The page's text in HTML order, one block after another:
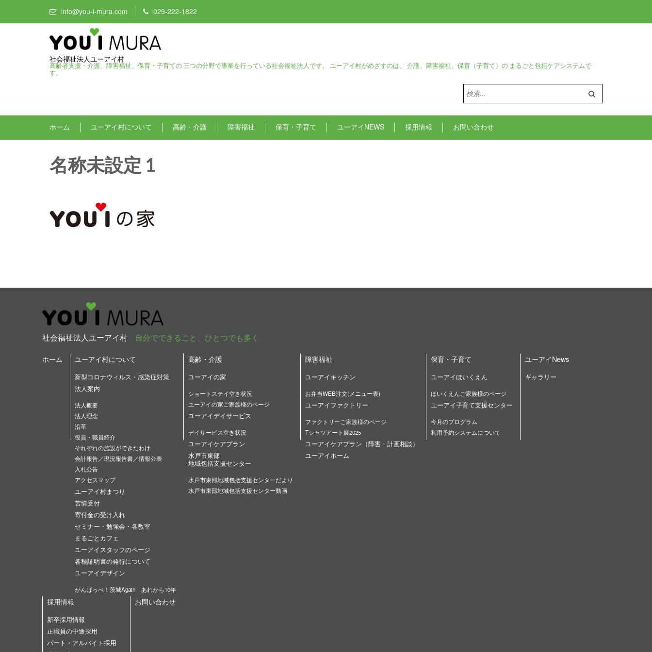
info@you-i-mura.com 029-222-1822
社会福祉法人ユーアイ村
高齢者支援・介護、障害福祉、保育・子育ての 三つの分野で事業を行っている社会福祉法人です。 ユーアイ村がめざすのは、 介護、障害福祉、保育（子育て）の まるごと包括ケアシステムで
す。
検
索:
ホーム ユーアイ村について 高齢・介護 障害福祉 保育・子育て ユーアイNEWS 採用情報 お問い合わせ
名称未設定 1
社会福祉法人ユーアイ村 自分でできること、ひとつでも多く
ホーム ユーアイ村について
新型コロナウィルス・感染症対策
法人案内
法人概要
法人理念
沿革
役員・職員紹介
それぞれの施設ができたわけ
会計報告／現況報告書／情報公表
入札公告
アクセスマップ
ユーアイ村まつり
苦情受付
寄付金の受け入れ
セミナー・勉強会・各教室
まるごとカフェ
ユーアイスタッフのページ
各種証明書の発行について
ユーアイデザイン
がんばっぺ！茨城Again あれから10年
高齢・介護
ユーアイの家
ショートステイ空き状況
ユーアイの家ご家族様のページ
ユーアイデイサービス
デイサービス空き状況
ユーアイケアプラン
水戸市東部
地域包括支援センター
水戸市東部地域包括支援センターだより
水戸市東部地域包括支援センター動画
障害福祉
ユーアイキッチン
お弁当WEB注文(メニュー表)
ユーアイファクトリー
ファクトリーご家族様のページ
Tシャツアート展2025
ユーアイケアプラン（障害・計画相談）
ユーアイホーム
保育・子育て
ユーアイほいくえん
ほいくえんご家族様のページ
ユーアイ子育て支援センター
今月のプログラム
利用予約システムについて
ユーアイNews
ギャラリー
採用情報
新卒採用情報
正職員の中途採用
パート・アルバイト採用
お問い合わせ